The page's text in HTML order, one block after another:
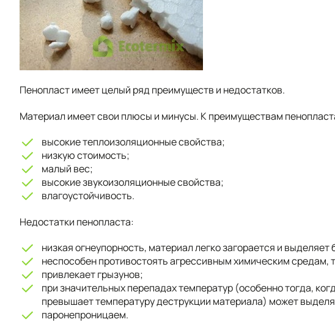
Пенопласт имеет целый ряд преимуществ и недостатков.
Материал имеет свои плюсы и минусы. К преимуществам
высокие теплоизоляционные свойства;
низкую стоимость;
малый вес;
высокие звукоизоляционные свойства;
влагоустойчивость.
Недостатки пенопласта:
низкая огнеупорность, материал легко загорается и
неспособен противостоять агрессивным химическим средам,
привлекает грызунов;
при значительных перепадах температур (особенно тогда,
превышает температуру деструкции материала) может
паронепроницаем.